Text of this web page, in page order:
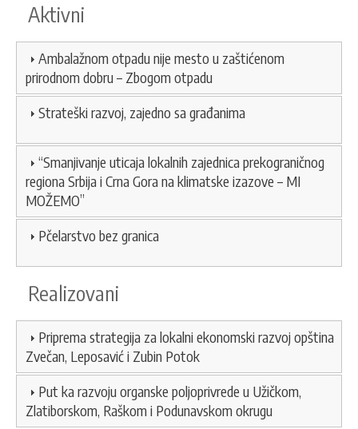
Aktivni
Ambalažnom otpadu nije mesto u zaštićenom
prirodnom dobru – Zbogom otpadu
Strateški razvoj, zajedno sa građanima
“Smanjivanje uticaja lokalnih zajednica prekograničnog
regiona Srbija i Crna Gora na klimatske izazove – MI
MOŽEMO”
Pčelarstvo bez granica
Realizovani
Priprema strategija za lokalni ekonomski razvoj opština
Zvečan, Leposavić i Zubin Potok
Put ka razvoju organske poljoprivrede u Užičkom,
Zlatiborskom, Raškom i Podunavskom okrugu